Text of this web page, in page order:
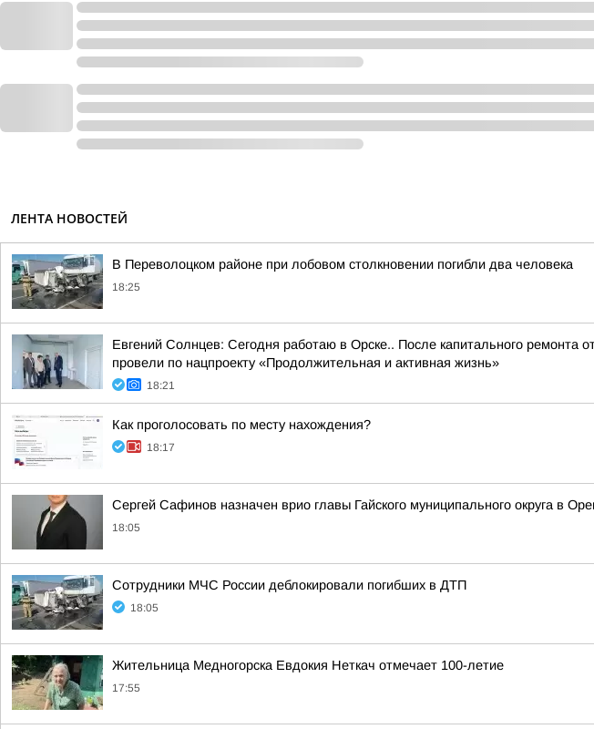
ЛЕНТА НОВОСТЕЙ
В Переволоцком районе при лобовом столкновении погибли два человека
18:25
Евгений Солнцев: Сегодня работаю в Орске.. После капитального ремонта
провели по нацпроекту «Продолжительная и активная жизнь»
18:21
Как проголосовать по месту нахождения?
18:17
Сергей Сафинов назначен врио главы Гайского муниципального округа в
18:05
Сотрудники МЧС России деблокировали погибших в ДТП
18:05
Жительница Медногорска Евдокия Неткач отмечает 100-летие
17:55